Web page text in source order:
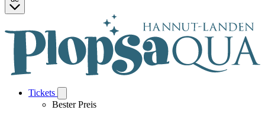
Tickets
Tickets
Bester Preis